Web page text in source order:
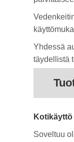
Yhdessä
täydellistä
Kotikäyttö
Soveltuu